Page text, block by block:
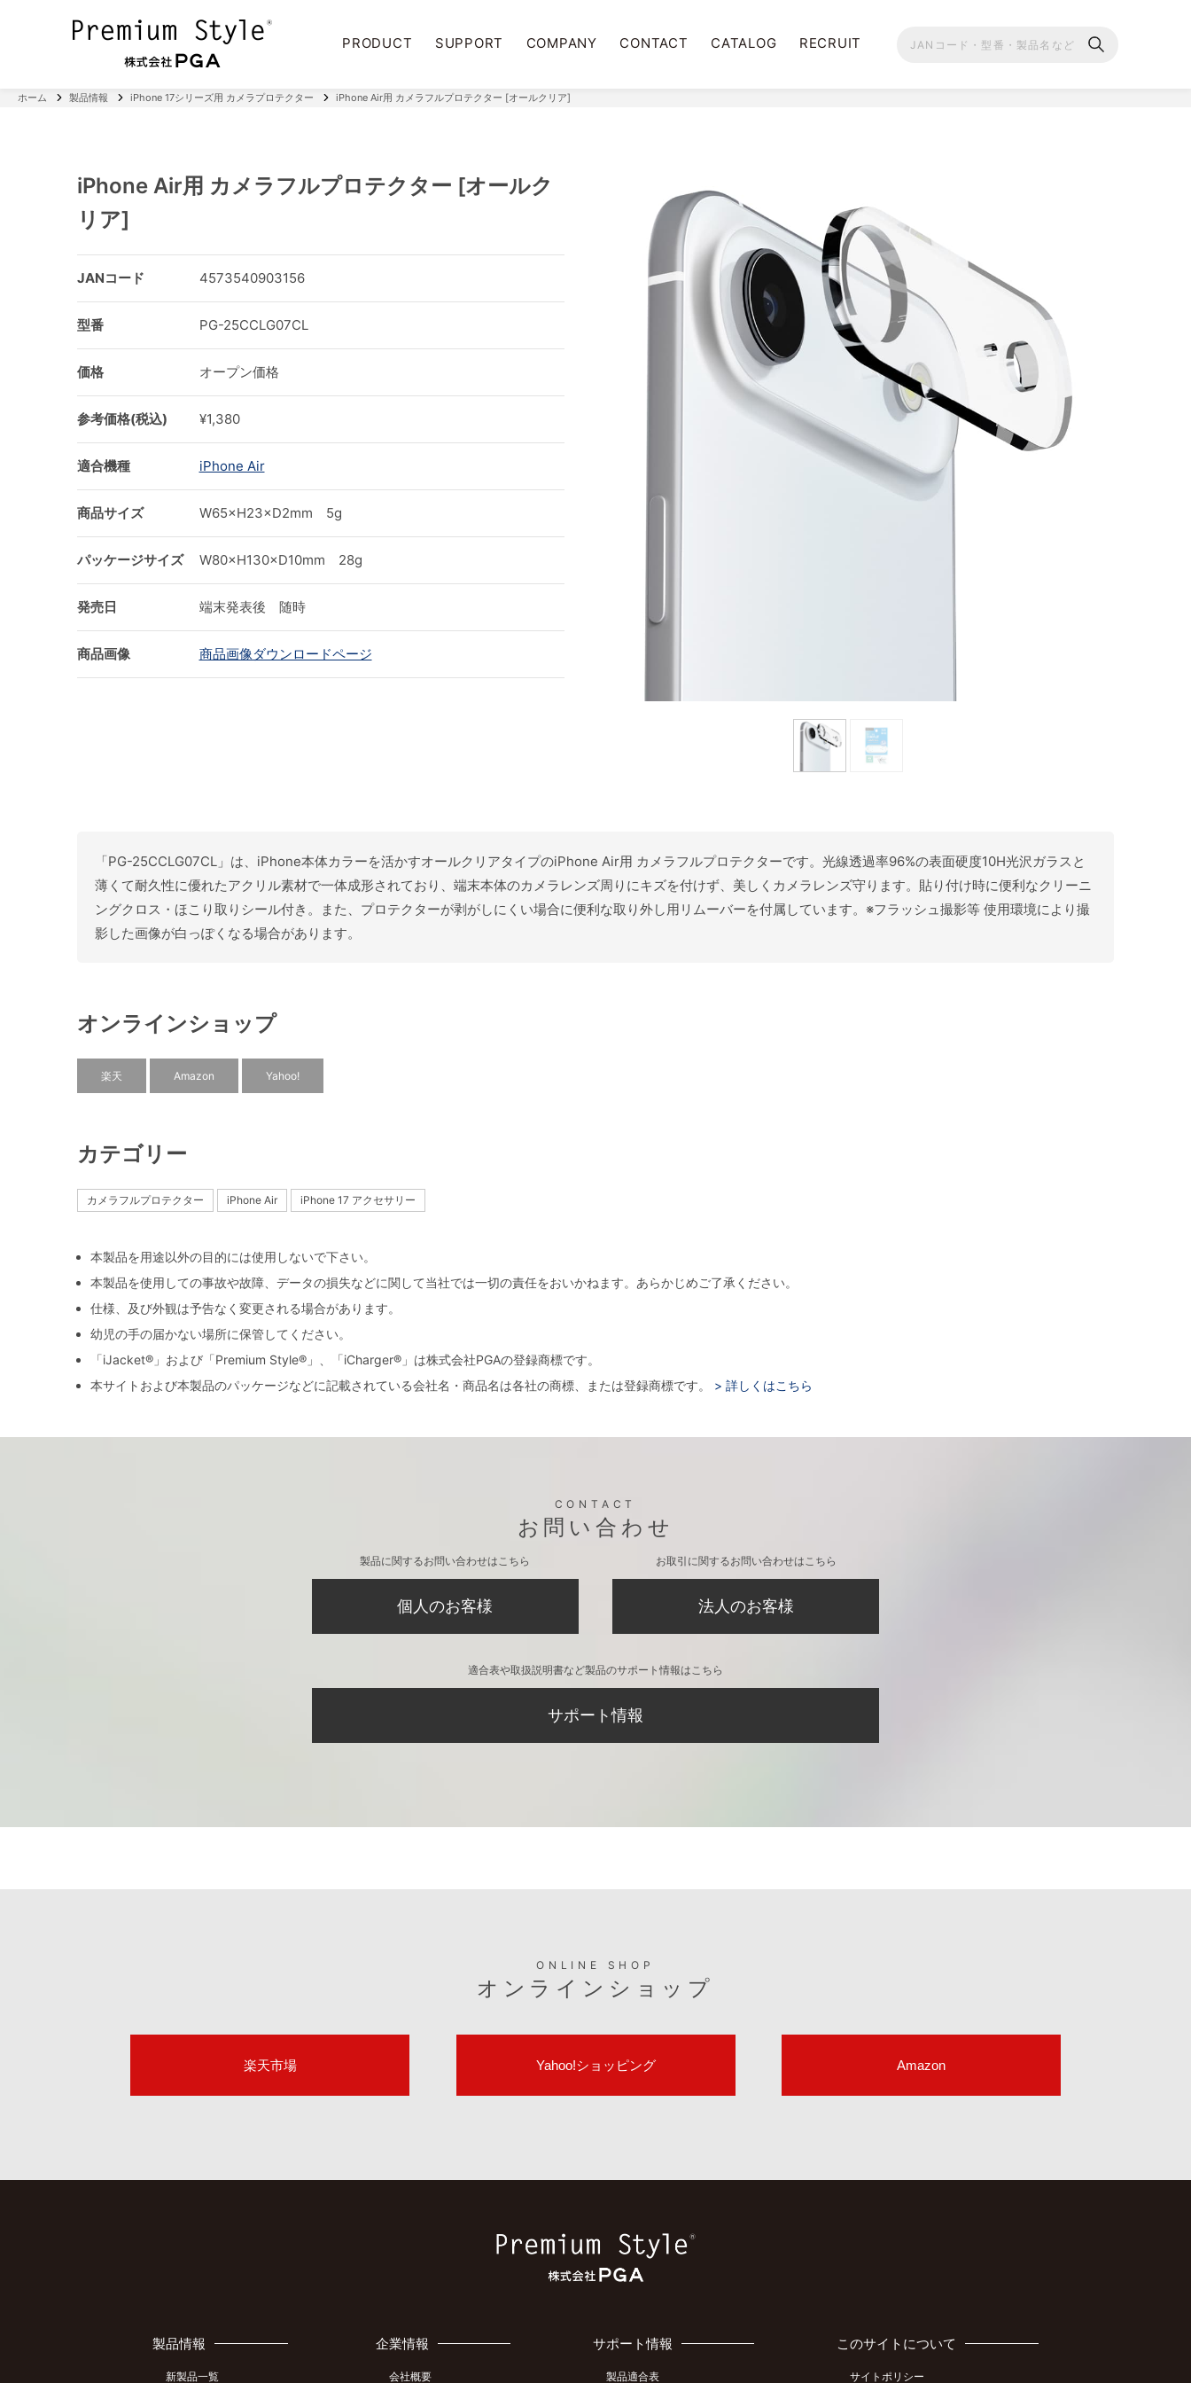
PRODUCT SUPPORT COMPANY CONTACT CATALOG RECRUIT
ホーム 製品情報 iPhone 17シリーズ用 カメラプロテクター iPhone Air用 カメラフルプロテクター [オールクリア]
iPhone Air用 カメラフルプロテクター [オールク
リア]
JANコード 4573540903156
型番 PG-25CCLG07CL
価格 オープン価格
参考価格(税込) ¥1,380
適合機種 iPhone Air
商品サイズ W65×H23×D2mm 5g
パッケージサイズ W80×H130×D10mm 28g
発売日 端末発表後 随時
商品画像 商品画像ダウンロードページ
「PG-25CCLG07CL」は、iPhone本体カラーを活かすオールクリアタイプのiPhone Air用 カメラフルプロテクターです。光線透過率96%の表面硬度10H光沢ガラスと
薄くて耐久性に優れたアクリル素材で一体成形されており、端末本体のカメラレンズ周りにキズを付けず、美しくカメラレンズ守ります。貼り付け時に便利なクリーニ
ングクロス・ほこり取りシール付き。また、プロテクターが剥がしにくい場合に便利な取り外し用リムーバーを付属しています。※フラッシュ撮影等 使用環境により撮
影した画像が白っぽくなる場合があります。
オンラインショップ
楽天 Amazon Yahoo!
カテゴリー
カメラフルプロテクター iPhone Air iPhone 17 アクセサリー
本製品を用途以外の目的には使用しないで下さい。
本製品を使用しての事故や故障、データの損失などに関して当社では一切の責任をおいかねます。あらかじめご了承ください。
仕様、及び外観は予告なく変更される場合があります。
幼児の手の届かない場所に保管してください。
「iJacket®」および「Premium Style®」、「iCharger®」は株式会社PGAの登録商標です。
本サイトおよび本製品のパッケージなどに記載されている会社名・商品名は各社の商標、または登録商標です。
> 詳しくはこちら
CONTACT
お問い合わせ
製品に関するお問い合わせはこちら
個人のお客様
お取引に関するお問い合わせはこちら
法人のお客様
適合表や取扱説明書など製品のサポート情報はこちら
サポート情報
ONLINE SHOP
オンラインショップ
楽天市場 Yahoo!ショッピング Amazon
製品情報
新製品一覧
企業情報
会社概要
サポート情報
製品適合表
このサイトについて
サイトポリシー